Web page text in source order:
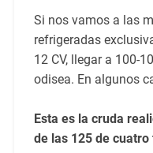
Si nos vamos a las
refrigeradas
12 CV, llegar a 100-
odisea. En algunos
Esta es la cruda
de las 125 de cuatro